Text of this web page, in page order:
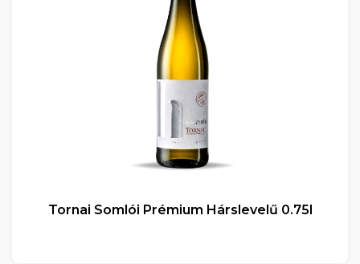
Tornai Somlói Prémium Hárslevelű 0.75l